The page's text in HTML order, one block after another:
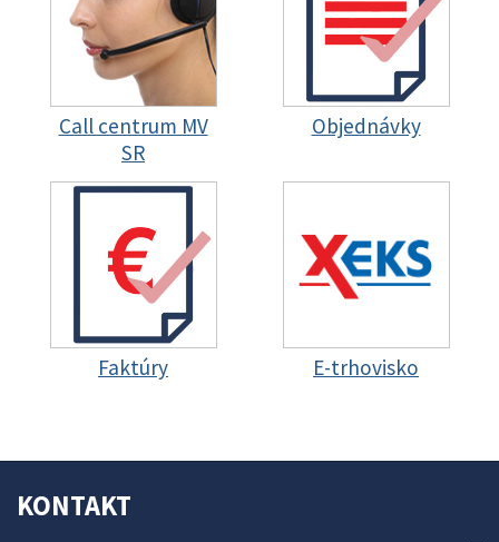
Call centrum MV
SR
Objednávky
Faktúry E-trhovisko
KONTAKT